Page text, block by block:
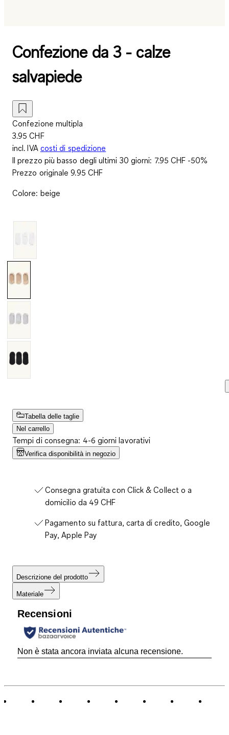
Confezione da 3 - calze
salvapiede
Confezione multipla
3.95 CHF
incl. IVA costi di spedizione
Il prezzo più basso degli ultimi 30 giorni: 7.95 CHF -50%
Prezzo originale9.95 CHF
Colore: beige
Tabella delle taglie
Nel carrello
Tempi di consegna: 4-6 giorni lavorativi
Verifica disponibilità in negozio
Consegna gratuita con Click & Collect o a
domicilio da 49 CHF
Pagamento su fattura, carta di credito, Google
Pay, Apple Pay
Descrizione del prodotto
Materiale
Recensioni
Non è stata ancora inviata alcuna recensione.